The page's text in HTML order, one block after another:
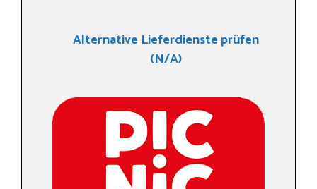
Alternative Lieferdienste prüfen
(N/A)